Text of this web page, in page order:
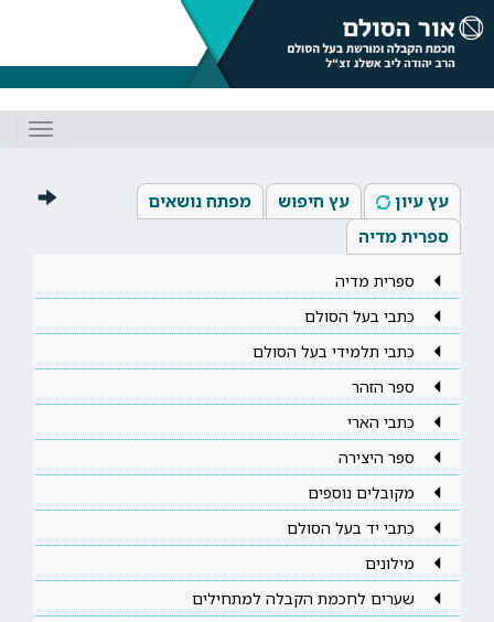
עץ עיון עץ חיפוש
מפתח נושאים
ספרית מדיה
ספרית מדיה
כתבי בעל הסולם
כתבי תלמידי בעל הסולם
ספר הזהר
כתבי הארי
ספר היצירה
מקובלים נוספים
כתבי יד בעל הסולם
מילונים
שערים לחכמת הקבלה למתחילים